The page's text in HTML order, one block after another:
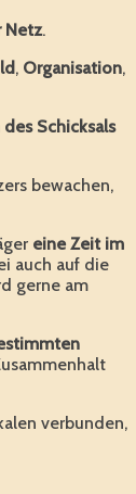
Netz.
, Organisation,
des Schicksals
bewachen,
eine Zeit im
auch auf die
gerne am
verbunden,